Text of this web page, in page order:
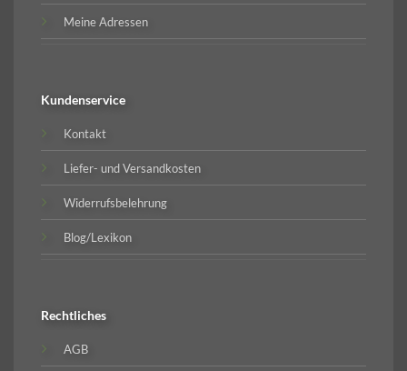
Meine Adressen
Kundenservice
Kontakt
Liefer- und Versandkosten
Widerrufsbelehrung
Blog/Lexikon
Rechtliches
AGB